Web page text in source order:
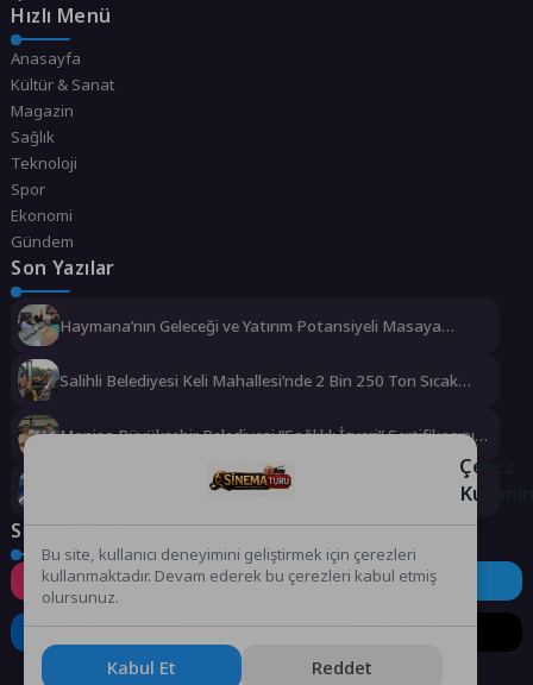
Hızlı Menü
Anasayfa
Kültür & Sanat
Magazin
Sağlık
Teknoloji
Spor
Ekonomi
Gündem
Son Yazılar
Haymana’nın Geleceği ve Yatırım Potansiyeli Masaya
Salihli Belediyesi Keli Mahallesi’nde 2 Bin 250 Ton Sıcak
Manisa Büyükşehir Belediyesi “Sağlıklı İşyeri” Sertifikasını
Büyükşehir’den Darıca’ya modern ulaşım yatırımı
Sosyal Medya
Instagram Facebook Twitter
LinkedIn YouTube TikTok
Çerez
Bu site, kullanıcı deneyimini geliştirmek için çerezleri
kullanmaktadır. Devam ederek bu çerezleri kabul etmiş
olursunuz.
Kabul Et Reddet